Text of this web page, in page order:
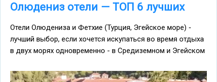
Олюдениз отели — ТОП 6 лучших
Отели Олюдениза и Фетхие (Турция, Эгейское море) -
лучший выбор, если хочется искупаться во время отдыха
в двух морях одновременно - в Средиземном и Эгейском